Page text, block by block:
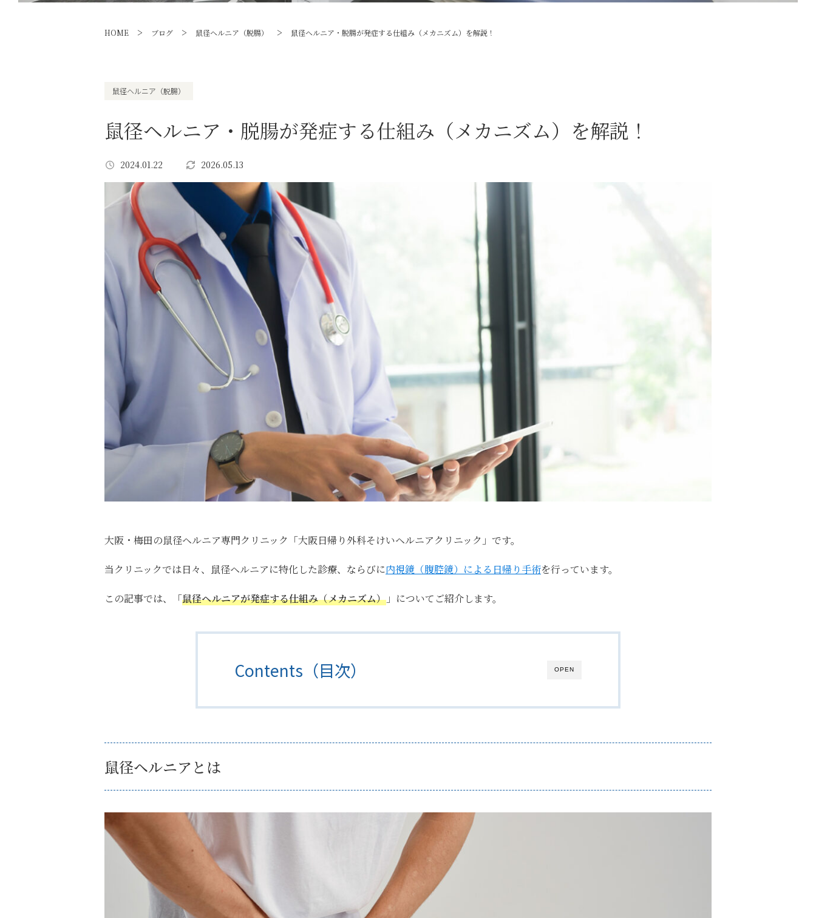
HOME > ブログ > 鼠径ヘルニア（脱腸） > 鼠径ヘルニア・脱腸が発症する仕組み（メカニズム）を解説！
鼠径ヘルニア（脱腸）
鼠径ヘルニア・脱腸が発症する仕組み（メカニズム）を解説！
2024.01.22 2026.05.13
大阪・梅田の鼠径ヘルニア専門クリニック 「大阪日帰り外科そけいヘルニアクリニック」 です。
当クリニックでは日々、鼠径ヘルニアに特化した診療、ならびに内視鏡（腹腔鏡）による日帰り手術を行っています。
この記事では、 「鼠径ヘルニアが発症する仕組み（メカニズム） 」 についてご紹介します。
OPEN
Contents（目次）
鼠径ヘルニアとは